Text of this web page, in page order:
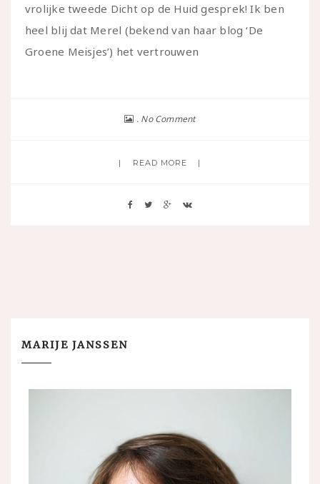
vrolijke tweede Dicht op de Huid gesprek! Ik ben
heel blij dat Merel (bekend van haar blog ‘De
Groene Meisjes’) het vertrouwen
No Comment
READ MORE
MARIJE JANSSEN